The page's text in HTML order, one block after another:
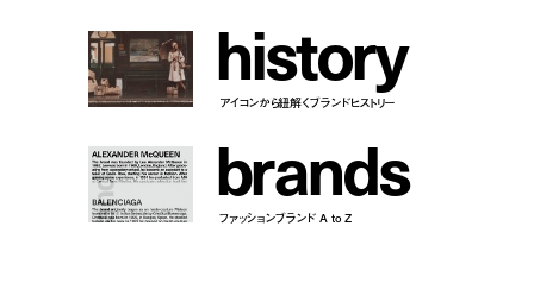
history
アイコンから紐解くブランドヒストリー
brands
ファッションブランド A to Z